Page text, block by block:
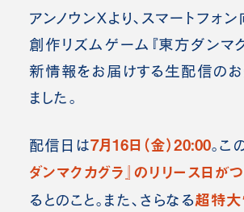
アンノウンXより、スマートフォ
創作リズムゲーム『東方ダンマ
新情報をお届けする生配信の
ました。
配信日は7月16日（金）20:00。こ
ダンマクカグラ』のリリース日が
るとのこと。また、さらなる超特